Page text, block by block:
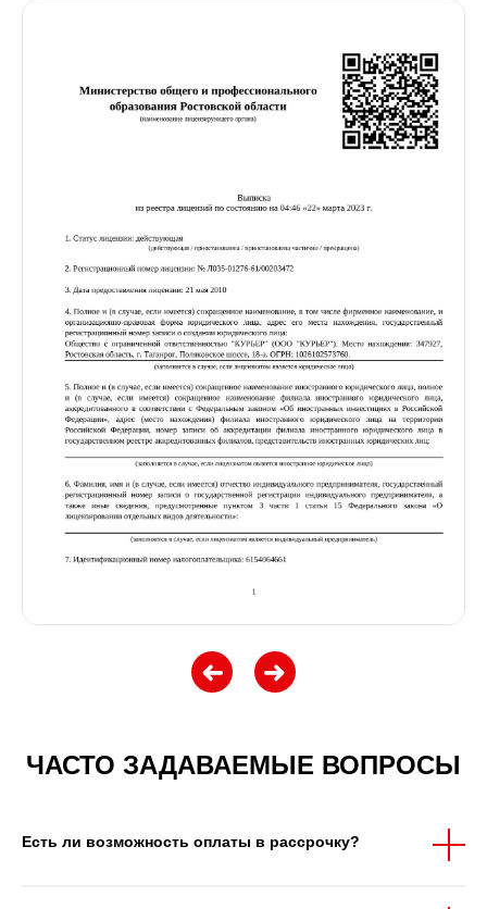
ЧАСТО ЗАДАВАЕМЫЕ ВОПРОСЫ
Есть ли возможность оплаты в рассрочку?